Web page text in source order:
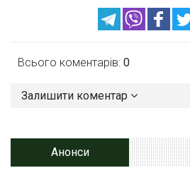
Всього коментарів: 0
Залишити коментар
Анонси